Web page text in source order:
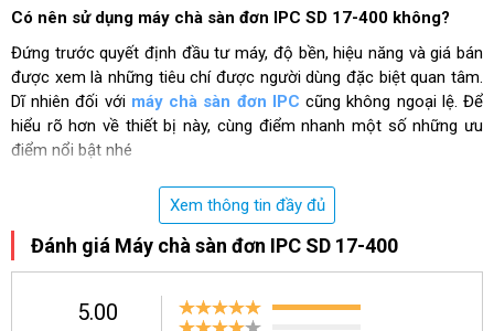
Có nên sử dụng máy chà sàn đơn IPC SD 17-400 không?
Đứng trước quyết định đầu tư máy, độ bền, hiệu năng và giá bán
được xem là những tiêu chí được người dùng đặc biệt quan tâm.
Dĩ nhiên đối với máy chà sàn đơn IPC cũng không ngoại lệ. Để
hiểu rõ hơn về thiết bị này, cùng điểm nhanh một số những ưu
điểm nổi bật nhé
Máy có cân nặng chỉ khoảng 45kg với thông số kích thước
khoảng: 120x54.2x43cm khá nhỏ gọn và tiện dụng trong quá trình
người dùng linh hoạt điều chỉnh chế độ vận hành máy.
Xem thông tin đầy đủ
Đánh giá Máy chà sàn đơn IPC SD 17-400
5.00